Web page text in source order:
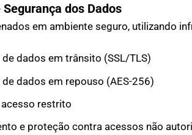
dos Dados
em ambiente seguro, utilizando
dados em trânsito (SSL/TLS)
dados em repouso (AES-256)
restrito
e proteção contra acessos não